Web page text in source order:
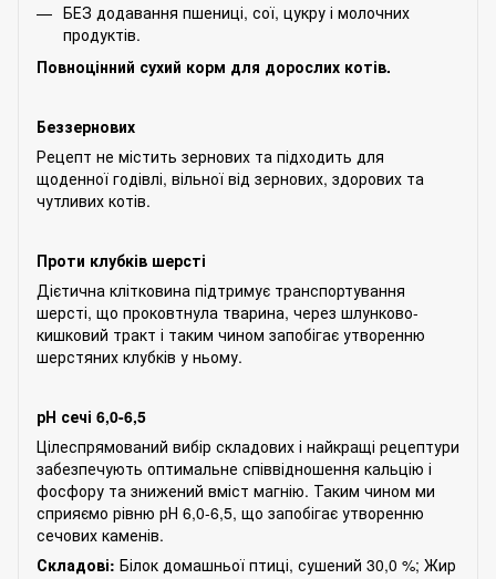
БЕЗ додавання пшениці, сої, цукру і молочних
продуктів.
Повноцінний сухий корм для дорослих котів.
Беззернових
Рецепт не містить зернових та підходить для
щоденної годівлі, вільної від зернових, здорових та
чутливих котів.
Проти клубків шерсті
Дієтична клітковина підтримує транспортування
шерсті, що проковтнула тварина, через шлунково-
кишковий тракт і таким чином запобігає утворенню
шерстяних клубків у ньому.
рН сечі 6,0-6,5
Цілеспрямований вибір складових і найкращі рецептури
забезпечують оптимальне співвідношення кальцію і
фосфору та знижений вміст магнію. Таким чином ми
сприяємо рівню рН 6,0-6,5, що запобігає утворенню
сечових каменів.
Складові: Білок домашньої птиці, сушений 30,0 %; Жир